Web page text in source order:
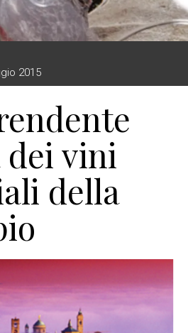
2015
dei vini
della